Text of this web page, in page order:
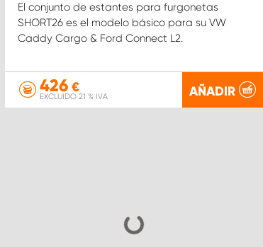
El conjunto de estantes para furgonetas
SHORT26 es el modelo básico para su VW
Caddy Cargo & Ford Connect L2.
426€
EXCLUIDO 21 % IVA AÑADIR